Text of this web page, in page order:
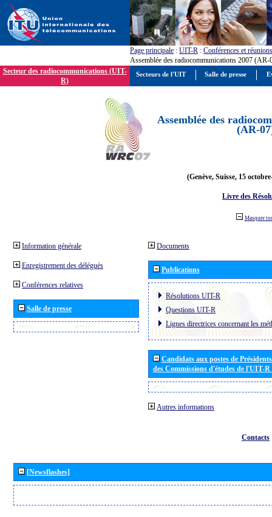
Page principale : UIT-R : Conférences et réunions
Assemblée des radiocommunications 2007 (AR-
Secteur des radiocommunications (UIT-
R)
Assemblée des
(AR-
(Genève, Suisse, 15
Livre des
Masquer
Information générale
Enregistrement des délégués
Conférences relatives
Salle de presse
Documents
Publications
Résolutions UIT-R
Questions UIT-R
Lignes directrices concernant les
Candidats aux postes de
des Commissions d'études de l'UIT-
Autres informations
Contacts
[Newsflashes]
Secteurs de l'UIT Salle de presse